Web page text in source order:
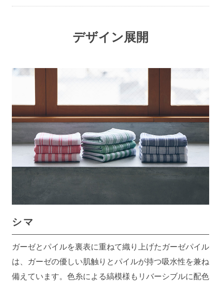
デザイン展開
シマ
ガーゼとパイルを裏表に重ねて織り上げたガーゼパイル
は、ガーゼの優しい肌触りとパイルが持つ吸水性を兼ね
備えています。色糸による縞模様もリバーシブルに配色